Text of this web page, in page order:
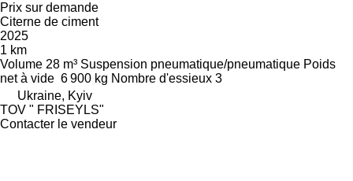
Prix sur demande
Citerne de ciment
2025
1 km
Volume 28 m³ Suspension pneumatique/pneumatique Poids
net à vide 6 900 kg Nombre d'essieux 3
Ukraine, Kyiv
TOV " FRISEYLS"
Contacter le vendeur